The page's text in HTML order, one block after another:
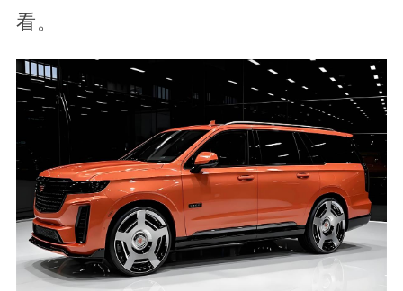
看。